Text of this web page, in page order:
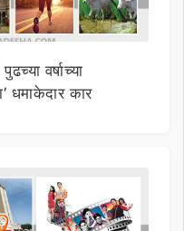
वर्षाच्या
धमाकेदार कार